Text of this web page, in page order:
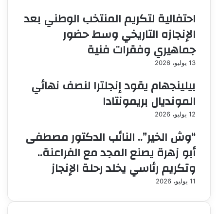
احتفالية لتكريم المنتخب الوطني بعد
الإنجازه التاريخي وسط حضور
جماهيري وفقرات فنية
13 يوليو، 2026
بيلينجهام يقود إنجلترا لنصف نهائي
المونديال بريمونتادا
12 يوليو، 2026
“وش الخير”.. النائب الدكتور مصطفى
أبو زهرة يصنع المجد مع الفراعنة..
وتكريم رئاسي يخلد رحلة الإنجاز
11 يوليو، 2026